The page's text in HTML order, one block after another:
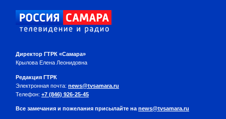
Директор ГТРК «Самара»
Крылова Елена Леонидовна
Редакция ГТРК
Электронная почта: news@tvsamara.ru
Телефон: +7 (846) 926-25-45
Все замечания и пожелания присылайте на news@tvsamara.ru